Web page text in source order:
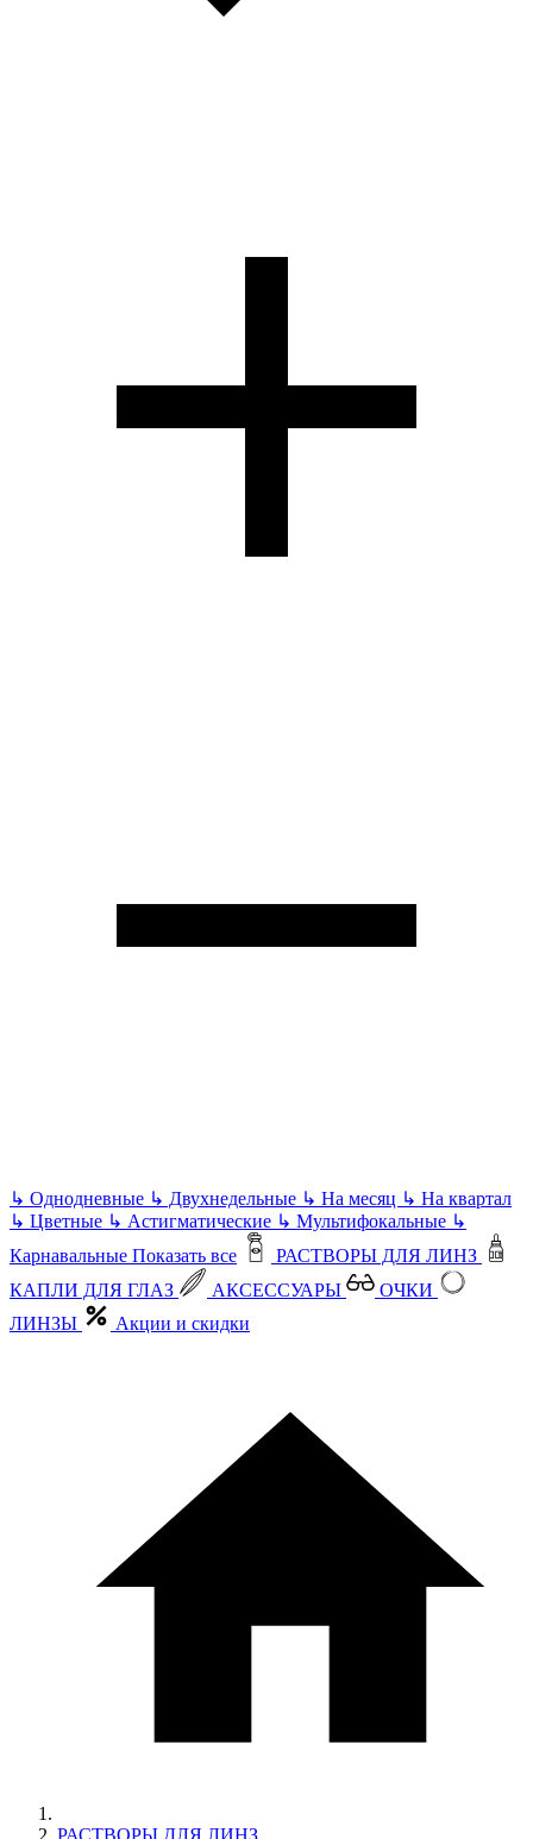
↳ Однодневные ↳ Двухнедельные ↳ На месяц ↳ На квартал
↳ Цветные ↳ Астигматические ↳ Мультифокальные ↳
Карнавальные Показать все
РАСТВОРЫ ДЛЯ ЛИНЗ
КАПЛИ ДЛЯ ГЛАЗ
АКСЕССУАРЫ
ОЧКИ
ЛИНЗЫ
Акции и скидки